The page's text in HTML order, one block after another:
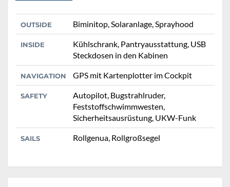
OUTSIDE Biminitop, Solaranlage, Sprayhood
INSIDE
Kühlschrank, Pantryausstattung, USB
Steckdosen in den Kabinen
NAVIGATION GPS mit Kartenplotter im Cockpit
SAFETY
Autopilot, Bugstrahlruder,
Feststoffschwimmwesten,
Sicherheitsausrüstung, UKW-Funk
SAILS Rollgenua, Rollgroßsegel